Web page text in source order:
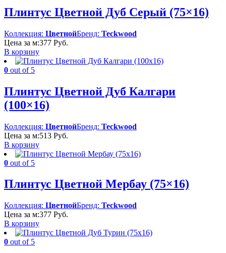
Плинтус Цветной Дуб Серый (75×16)
Коллекция: ЦветнойБренд: Teckwood
Цена за м:377 Руб.
В корзину
0 out of 5
Плинтус Цветной Дуб Калгари
(100×16)
Коллекция: ЦветнойБренд: Teckwood
Цена за м:513 Руб.
В корзину
0 out of 5
Плинтус Цветной Мербау (75×16)
Коллекция: ЦветнойБренд: Teckwood
Цена за м:377 Руб.
В корзину
0 out of 5